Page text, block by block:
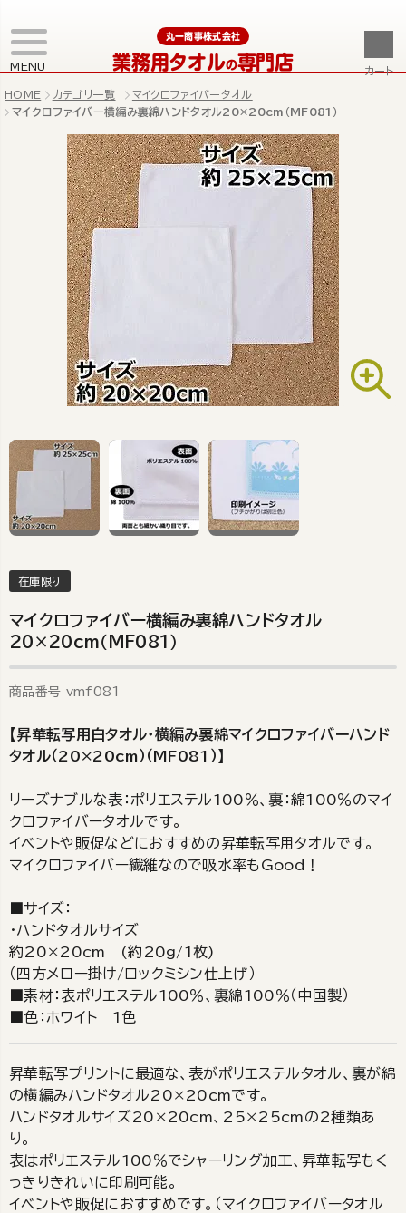
MENU
丸一商事株式会社
業務用タオルの専門店 カート
HOME カテゴリ一覧
マイクロファイバータオル
マイクロファイバー横編み裏綿ハンドタオル20×20cm（MF081）
在庫限り
マイクロファイバー横編み裏綿ハンドタオル
20×20cm（MF081）
商品番号 vmf081
【昇華転写用白タオル・横編み裏綿マイクロファイバーハンド
タオル（20×20cm）（MF081）】
リーズナブルな表：ポリエステル100％、裏：綿100％のマイ
クロファイバータオルです。
イベントや販促などにおすすめの昇華転写用タオルです。
マイクロファイバー繊維なので吸水率もGood！
■サイズ：
・ハンドタオルサイズ
約20×20cm (約20g/1枚)
（四方メロー掛け/ロックミシン仕上げ）
■素材：表ポリエステル100％、裏綿100％（中国製）
■色：ホワイト 1色
昇華転写プリントに最適な、表がポリエステルタオル、裏が綿
の横編みハンドタオル20×20cmです。
ハンドタオルサイズ20×20cm、25×25cmの2種類あ
り。
表はポリエステル100％でシャーリング加工、昇華転写もく
っきりきれいに印刷可能。
イベントや販促におすすめです。（マイクロファイバータオル